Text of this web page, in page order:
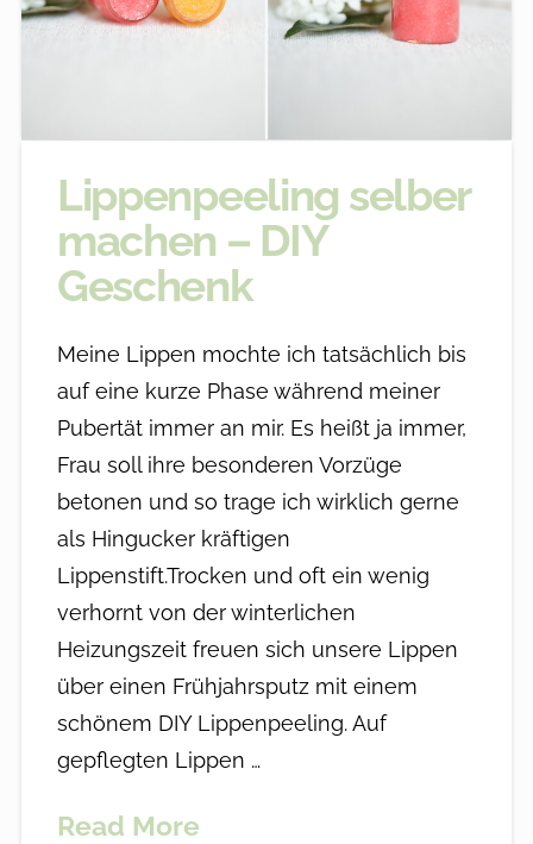
Lippenpeeling selber
machen – DIY
Geschenk
Meine Lippen mochte ich tatsächlich bis
auf eine kurze Phase während meiner
Pubertät immer an mir. Es heißt ja immer,
Frau soll ihre besonderen Vorzüge
betonen und so trage ich wirklich gerne
als Hingucker kräftigen
Lippenstift.Trocken und oft ein wenig
verhornt von der winterlichen
Heizungszeit freuen sich unsere Lippen
über einen Frühjahrsputz mit einem
schönem DIY Lippenpeeling. Auf
gepflegten Lippen …
Read More